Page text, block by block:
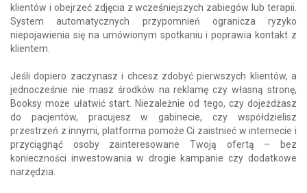
klientów i obejrzeć zdjęcia z wcześniejszych zabiegów lub terapii.
System automatycznych przypomnień ogranicza ryzyko
niepojawienia się na umówionym spotkaniu i poprawia kontakt z
klientem.
Jeśli dopiero zaczynasz i chcesz zdobyć pierwszych klientów, a
jednocześnie nie masz środków na reklamę czy własną stronę,
Booksy może ułatwić start. Niezależnie od tego, czy dojeżdżasz
do pacjentów, pracujesz w gabinecie, czy współdzielisz
przestrzeń z innymi, platforma pomoże Ci zaistnieć w internecie i
przyciągnąć osoby zainteresowane Twoją ofertą – bez
konieczności inwestowania w drogie kampanie czy dodatkowe
narzędzia.